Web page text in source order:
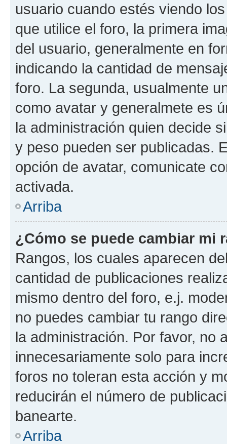
usuario cuando estés viendo
que utilice el foro, la primera
del usuario, generalmente en
indicando la cantidad de
foro. La segunda, usualmente
como avatar y generalmete es
la administración quien decide
y peso pueden ser publicadas.
opción de avatar, comunicate
activada.
Arriba
¿Cómo se puede cambiar mi
Rangos, los cuales aparecen
cantidad de publicaciones
mismo dentro del foro, e.j.
no puedes cambiar tu rango
la administración. Por favor, no
innecesariamente solo para
foros no toleran esta acción y
reducirán el número de
banearte.
Arriba